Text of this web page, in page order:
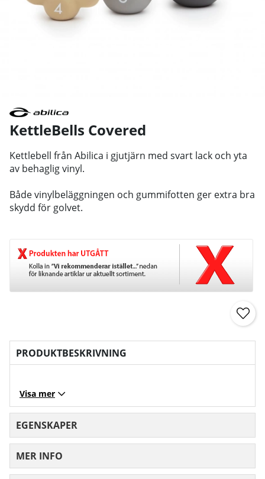
KettleBells Covered
Kettlebell från Abilica i gjutjärn med svart lack och yta
av behaglig vinyl.
Både vinylbeläggningen och gummifotten ger extra bra
skydd för golvet.
PRODUKTBESKRIVNING
Visa mer
EGENSKAPER
MER INFO